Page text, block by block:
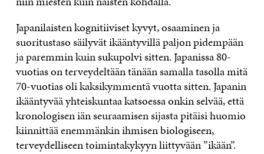
Japanilaisten kognitiiviset kyvyt, osaaminen ja
suoritustaso säilyvät ikääntyvillä paljon pidempään
ja paremmin kuin sukupolvi sitten. Japanissa 80-
vuotias on terveydeltään tänään samalla tasolla mitä
70-vuotias oli kaksikymmentä vuotta sitten. Japanin
ikääntyvää yhteiskuntaa katsoessa onkin selvää, että
kronologisen iän seuraamisen sijasta pitäisi huomio
kiinnittää enemmänkin ihmisen biologiseen,
terveydelliseen toimintakykyyn liittyvään ”ikään”.